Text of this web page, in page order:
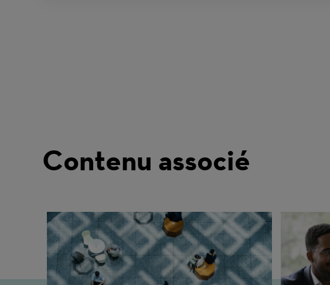
Contenu associé